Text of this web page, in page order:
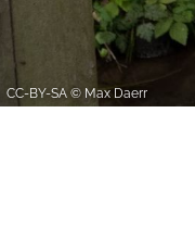
CC-BY-SA © Max Daerr